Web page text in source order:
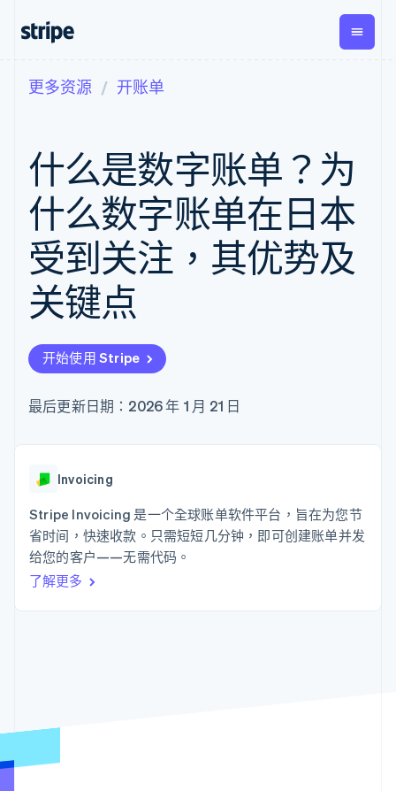
支付
在线支付
Managed
Payments
备案商家解决
Payment links
无代码支付
Checkout
预构建支付界
面
灵活的 UI 组件
Payment
接入 125+ 种支
付方式
Boost
化
加速结账
营收
经常性收入
Metronome
按用量计费
Subscriptions
订阅管理
Invoicing
一次性或定期
Revenue
Recognition
Stripe Sigma
自定义报告
数据同步
Global
Payouts
向第三
方打款
Crypto
钱包、
稳定币
更多
按企业阶段
按应用场景
智能体商务
加密货币
嵌入式金融
财务自动化
应用内支付
交易市场
资金管理
SaaS
AI 企业
创作者经济
游戏
酒店、旅游与休闲
非营利组织
文档
库与 SDK
Stripe Apps
指南
实施预置结账流程
构建平台或交易市场
提供按用量计费
发行稳定币支持的支付卡
通过智能体配置和管理服
代码示例
开发者博客
API 状态
学习
指南
支持
获取支持
公司
产品路线图
联系
更多资源 开账单
什么是数字账单？为
什么数字账单在日本
受到关注，其优势及
关键点
开始使用 Stripe
最后更新日期：2026 年 1 月 21 日
Invoicing
Stripe Invoicing 是一个全球账单软件平台，旨在为您节
省时间，快速收款。只需短短几分钟，即可创建账单并发
给您的客户——无需代码。
了解更多